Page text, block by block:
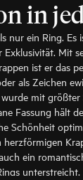
in
nur ein Ring.
Mit
ist er das
als Zeichen
wurde mit
Fassung hält
Schönheit
herzförmigen
ein
unterstreicht.